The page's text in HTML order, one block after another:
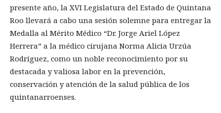
presente año, la XVI Legislatura del Estado de Quintana
Roo llevará a cabo una sesión solemne para entregar la
Medalla al Mérito Médico “Dr. Jorge Ariel López
Herrera” a la médico cirujana Norma Alicia Urzúa
Rodríguez, como un noble reconocimiento por su
destacada y valiosa labor en la prevención,
conservación y atención de la salud pública de los
quintanarroenses.